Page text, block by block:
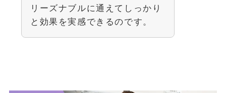
リーズナブルに通えてしっかり
と効果を実感できるのです。